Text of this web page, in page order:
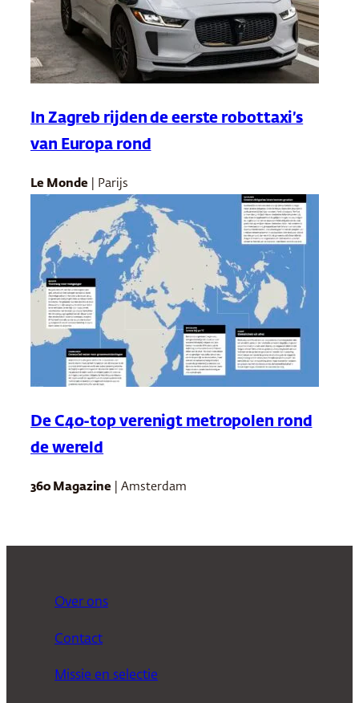
In Zagreb rijden de eerste robottaxi’s
van Europa rond
Le Monde | Parijs
De C40-top verenigt metropolen rond
de wereld
360 Magazine | Amsterdam
Over ons
Contact
Missie en selectie